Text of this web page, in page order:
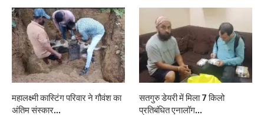
महालक्ष्मी कास्टिंग परिवार ने गौवंश का
अंतिम संस्कार...
सतगुरु डेयरी में मिला 7 किलो
प्रतिबंधित एनालॉग...